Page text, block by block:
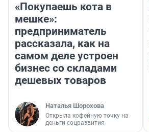
«Покупаешь кота в
мешке»:
предприниматель
рассказала, как на
самом деле устроен
бизнес со складами
дешевых товаров
Наталья Шорохова
Открыла кофейную точку на
деньги соцразвития